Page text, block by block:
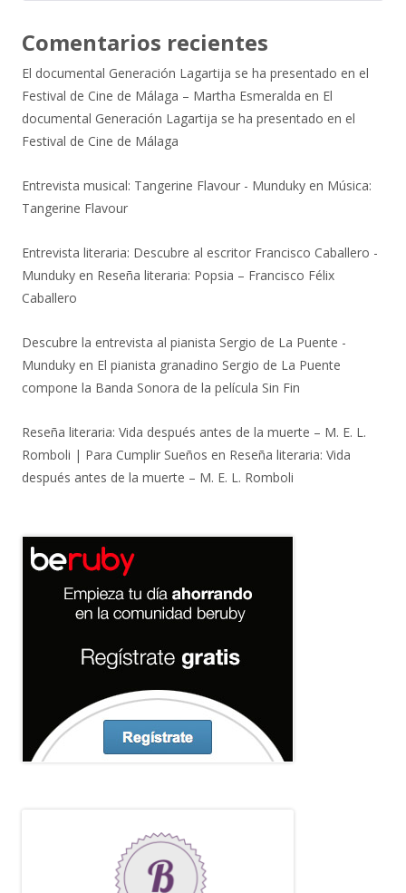
Comentarios recientes
El documental Generación Lagartija se ha presentado en el
Festival de Cine de Málaga – Martha Esmeralda en El
documental Generación Lagartija se ha presentado en el
Festival de Cine de Málaga
Entrevista musical: Tangerine Flavour - Munduky en Música:
Tangerine Flavour
Entrevista literaria: Descubre al escritor Francisco Caballero -
Munduky en Reseña literaria: Popsia – Francisco Félix
Caballero
Descubre la entrevista al pianista Sergio de La Puente -
Munduky en El pianista granadino Sergio de La Puente
compone la Banda Sonora de la película Sin Fin
Reseña literaria: Vida después antes de la muerte – M. E. L.
Romboli | Para Cumplir Sueños en Reseña literaria: Vida
después antes de la muerte – M. E. L. Romboli